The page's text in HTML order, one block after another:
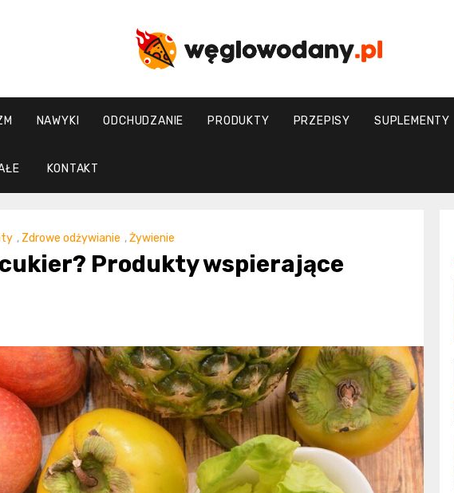
weglowodany.pl
NAWYKI ODCHUDZANIE PRODUKTY PRZEPISY SUPLEMENTY
KONTAKT
, Zdrowe odżywianie ,Żywienie
Produkty wspierające